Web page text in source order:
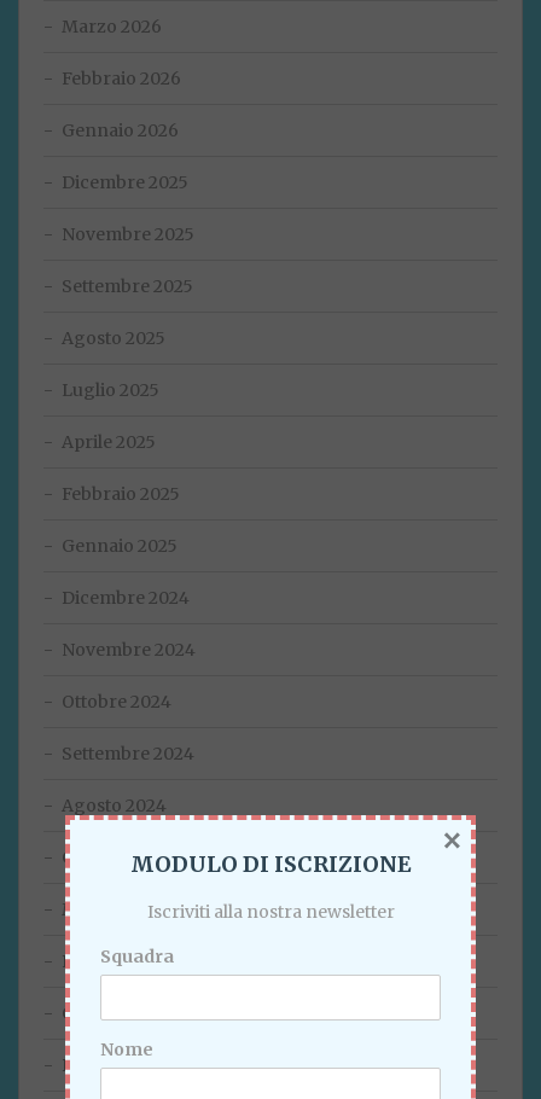
Marzo 2026
Febbraio 2026
Gennaio 2026
Dicembre 2025
Novembre 2025
Settembre 2025
Agosto 2025
Luglio 2025
Aprile 2025
Febbraio 2025
Gennaio 2025
Dicembre 2024
Novembre 2024
Ottobre 2024
Settembre 2024
Agosto 2024
Giugno 2024
Marzo 2024
Febbraio 2024
Gennaio 2024
Dicembre 2023
MODULO DI ISCRIZIONE
Iscriviti alla nostra newsletter
Squadra
Nome
×